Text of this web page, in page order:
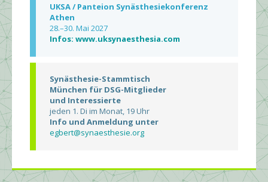
UKSA / Panteion Synästhesiekonferenz
Athen
28.–30. Mai 2027
Infos: www.uksynaesthesia.com
Synästhesie-Stammtisch
München für DSG-Mitglieder
und Interessierte
jeden 1. Di im Monat, 19 Uhr
Info und Anmeldung unter
egbert@synaesthesie.org